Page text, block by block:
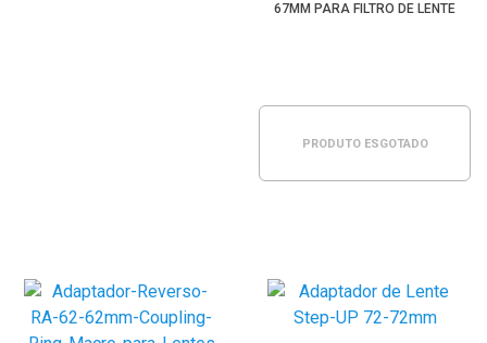
67MM PARA FILTRO DE LENTE
PRODUTO ESGOTADO